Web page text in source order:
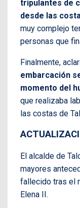
tripulantes de
desde las
muy complejo
personas que
Finalmente,
embarcación
momento del
que realizaba
las costas de
El alcalde de
mayores
fallecido tras el
Elena II.